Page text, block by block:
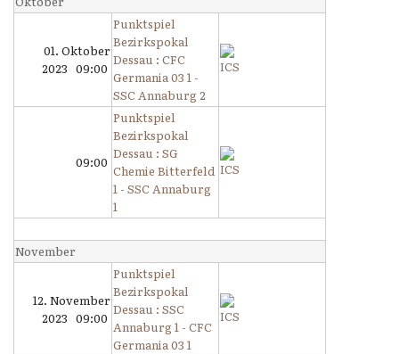
01. Oktober
2023 09:00
Punktspiel
Bezirkspokal
Dessau : CFC
Germania 03 1 -
SSC Annaburg 2
09:00
Punktspiel
Bezirkspokal
Dessau : SG
Chemie Bitterfeld
1 - SSC Annaburg
1
November
12. November
2023 09:00
Punktspiel
Bezirkspokal
Dessau : SSC
Annaburg 1 - CFC
Germania 03 1